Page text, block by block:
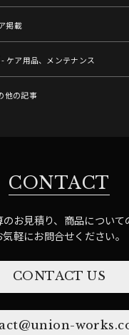
掲載
- ケア用品、メンテナンス
他の記事
CONTACT
お見積り、商品について
気軽にお問合せください。
CONTACT US